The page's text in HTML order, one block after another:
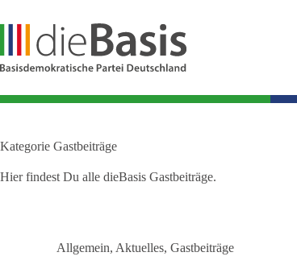
springen
Kategorie Gastbeiträge
Hier findest Du alle dieBasis Gastbeiträge.
Allgemein, Aktuelles, Gastbeiträge